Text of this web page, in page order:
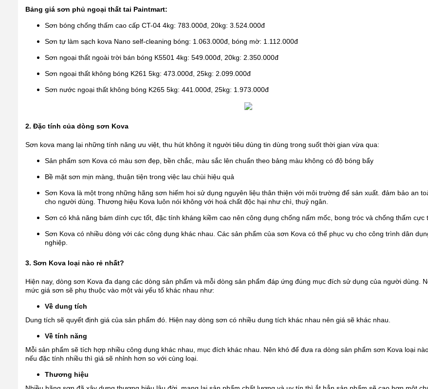
Bảng giá sơn phủ ngoại thất tai Paintmart:
Sơn bóng chống thấm cao cấp CT-04 4kg: 783.000đ, 20kg: 3.524.000đ
Sơn tự làm sạch kova Nano self-cleaning bóng: 1.063.000đ, bóng mờ: 1.112.000đ
Sơn ngoại thất ngoài trời bán bóng K5501 4kg: 549.000đ, 20kg: 2.350.000đ
Sơn ngoại thất không bóng K261 5kg: 473.000đ, 25kg: 2.099.000đ
Sơn nước ngoại thất không bóng K265 5kg: 441.000đ, 25kg: 1.973.000đ
2. Đặc tính của dòng sơn Kova
Sơn kova mang lại những tính năng ưu việt, thu hút không ít người tiêu dùng tin dùng trong suốt thời gian vừa qua:
Sản phẩm sơn Kova có màu sơn đẹp, bền chắc, màu sắc lên chuẩn theo bảng màu không có độ bóng bẩy
Bề mặt sơn mịn màng, thuận tiện trong việc lau chùi hiệu quả
Sơn Kova là một trong những hãng sơn hiếm hoi sử dụng nguyên liệu thân thiện với môi trường để sản xuất. đảm bảo an
cho người dùng. Thương hiệu Kova luôn nói không với hoá chất độc hại như chì, thuỷ ngân.
Sơn có khả năng bám dính cực tốt, đặc tính kháng kiềm cao nên công dụng chống nấm mốc, bong tróc và chống thấm cực
Sơn Kova có nhiều dòng với các công dụng khác nhau. Các sản phẩm của sơn Kova có thể phục vụ cho công trình dân
nghiệp.
3. Sơn Kova loại nào rẻ nhất?
Hiện nay, dòng sơn Kova đa dạng các dòng sản phẩm và mỗi dòng sản phẩm đáp ứng đúng mục đích sử dụng của người dùng.
mức giá sơn sẽ phụ thuộc vào một vài yếu tố khác nhau như:
Về dung tích
Dung tích sẽ quyết định giá của sản phẩm đó. Hiện nay dòng sơn có nhiều dung tích khác nhau nên giá sẽ khác nhau.
Về tính năng
Mỗi sản phẩm sẽ tích hợp nhiều công dụng khác nhau, mục đích khác nhau. Nên khó để đưa ra dòng sản phẩm sơn Kova loại
nếu đặc tính nhiều thì giá sẽ nhỉnh hơn so với cùng loại.
Thương hiệu